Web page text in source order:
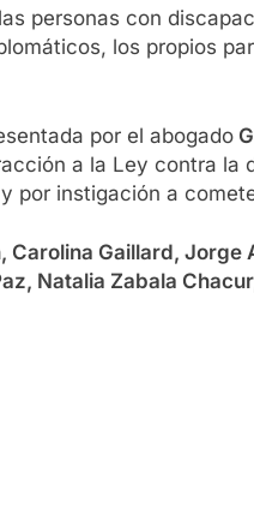
personas con
los propios
por el abogado
a la Ley contra la
por instigación a
Carolina Gaillard, Jorge
Natalia Zabala